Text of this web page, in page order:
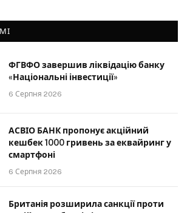
ФГВФО завершив ліквідацію банку
«Національні інвестиції»
6 Серпня 2026
АСВІО БАНК пропонує акційний
кешбек 1000 гривень за еквайринг у
смартфоні
6 Серпня 2026
Британія розширила санкції проти